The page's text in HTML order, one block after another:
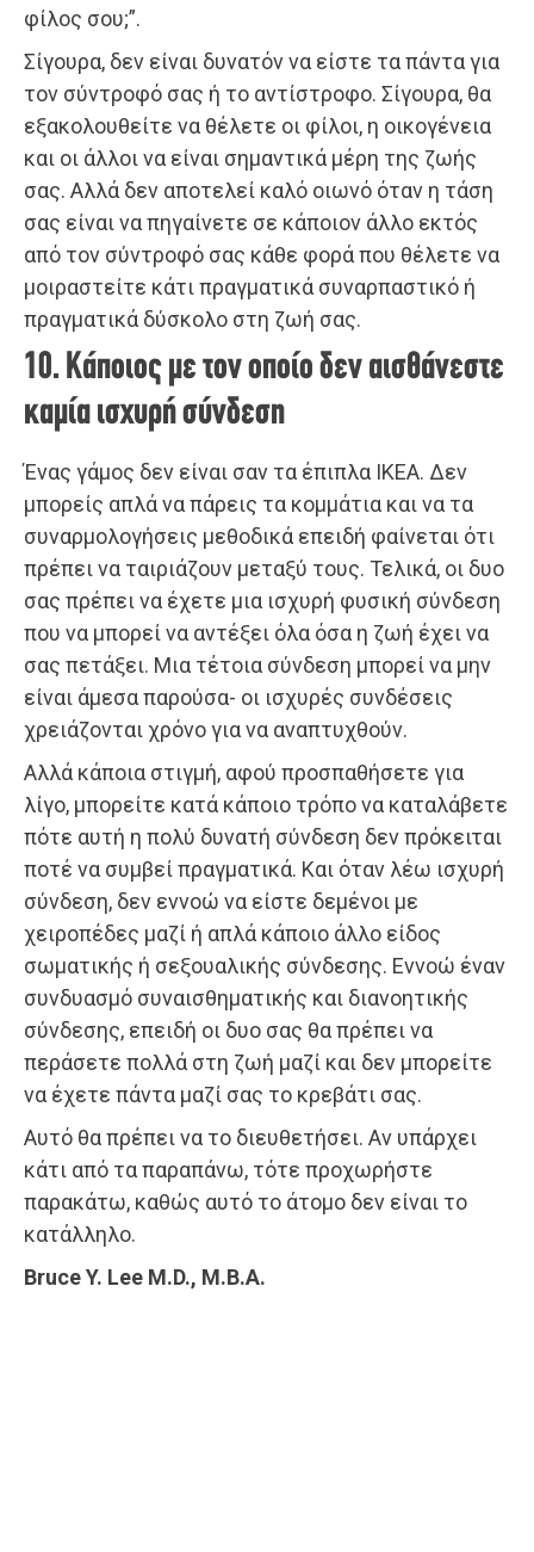
φίλος σου;”.
Σίγουρα, δεν είναι δυνατόν να είστε τα πάντα για
τον σύντροφό σας ή το αντίστροφο. Σίγουρα, θα
εξακολουθείτε να θέλετε οι φίλοι, η οικογένεια
και οι άλλοι να είναι σημαντικά μέρη της ζωής
σας. Αλλά δεν αποτελεί καλό οιωνό όταν η τάση
σας είναι να πηγαίνετε σε κάποιον άλλο εκτός
από τον σύντροφό σας κάθε φορά που θέλετε να
μοιραστείτε κάτι πραγματικά συναρπαστικό ή
πραγματικά δύσκολο στη ζωή σας.
10. Κάποιος με τον οποίο δεν αισθάνεστε
καμία ισχυρή σύνδεση
Ένας γάμος δεν είναι σαν τα έπιπλα ΙΚΕΑ. Δεν
μπορείς απλά να πάρεις τα κομμάτια και να τα
συναρμολογήσεις μεθοδικά επειδή φαίνεται ότι
πρέπει να ταιριάζουν μεταξύ τους. Τελικά, οι δυο
σας πρέπει να έχετε μια ισχυρή φυσική σύνδεση
που να μπορεί να αντέξει όλα όσα η ζωή έχει να
σας πετάξει. Μια τέτοια σύνδεση μπορεί να μην
είναι άμεσα παρούσα- οι ισχυρές συνδέσεις
χρειάζονται χρόνο για να αναπτυχθούν.
Αλλά κάποια στιγμή, αφού προσπαθήσετε για
λίγο, μπορείτε κατά κάποιο τρόπο να καταλάβετε
πότε αυτή η πολύ δυνατή σύνδεση δεν πρόκειται
ποτέ να συμβεί πραγματικά. Και όταν λέω ισχυρή
σύνδεση, δεν εννοώ να είστε δεμένοι με
χειροπέδες μαζί ή απλά κάποιο άλλο είδος
σωματικής ή σεξουαλικής σύνδεσης. Εννοώ έναν
συνδυασμό συναισθηματικής και διανοητικής
σύνδεσης, επειδή οι δυο σας θα πρέπει να
περάσετε πολλά στη ζωή μαζί και δεν μπορείτε
να έχετε πάντα μαζί σας το κρεβάτι σας.
Αυτό θα πρέπει να το διευθετήσει. Αν υπάρχει
κάτι από τα παραπάνω, τότε προχωρήστε
παρακάτω, καθώς αυτό το άτομο δεν είναι το
κατάλληλο.
Bruce Y. Lee M.D., M.B.A.